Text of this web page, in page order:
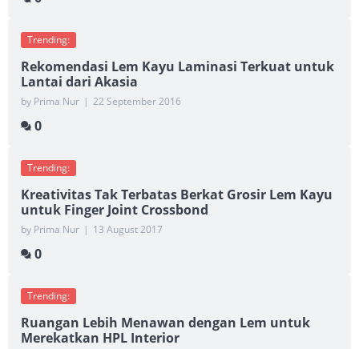
Trending:
Rekomendasi Lem Kayu Laminasi Terkuat untuk
Lantai dari Akasia
by Prima Nur | 22 September 2016
0
Trending:
Kreativitas Tak Terbatas Berkat Grosir Lem Kayu
untuk Finger Joint Crossbond
by Prima Nur | 13 August 2017
0
Trending:
Ruangan Lebih Menawan dengan Lem untuk
Merekatkan HPL Interior